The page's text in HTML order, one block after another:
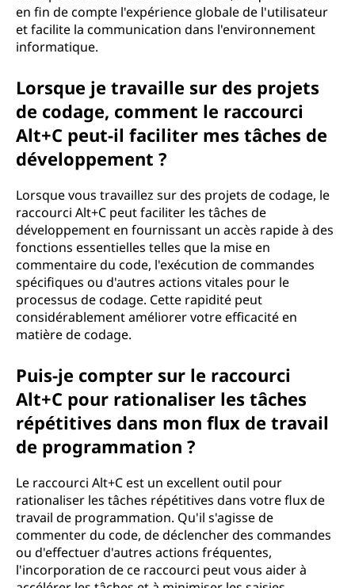
en fin de compte l'expérience globale de l'utilisateur
et facilite la communication dans l'environnement
informatique.
Lorsque je travaille sur des projets
de codage, comment le raccourci
Alt+C peut-il faciliter mes tâches de
développement ?
Lorsque vous travaillez sur des projets de codage, le
raccourci Alt+C peut faciliter les tâches de
développement en fournissant un accès rapide à des
fonctions essentielles telles que la mise en
commentaire du code, l'exécution de commandes
spécifiques ou d'autres actions vitales pour le
processus de codage. Cette rapidité peut
considérablement améliorer votre efficacité en
matière de codage.
Puis-je compter sur le raccourci
Alt+C pour rationaliser les tâches
répétitives dans mon flux de travail
de programmation ?
Le raccourci Alt+C est un excellent outil pour
rationaliser les tâches répétitives dans votre flux de
travail de programmation. Qu'il s'agisse de
commenter du code, de déclencher des commandes
ou d'effectuer d'autres actions fréquentes,
l'incorporation de ce raccourci peut vous aider à